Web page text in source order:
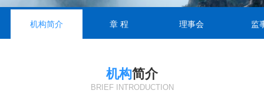
机构简介 章 程 理事会 监
机构简介
BRIEF INTRODUCTION